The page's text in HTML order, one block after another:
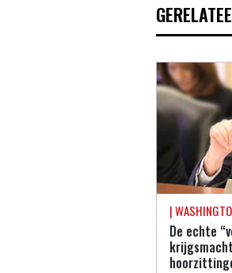
|
De echte